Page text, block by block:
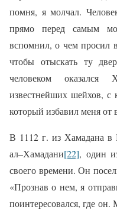
помня, я молчал.
прямо перед самым
вспомнил, о чем просил
чтобы отыскать ту
человеком
известнейших шейхов, с
который избавил меня от
В 1112 г. из Хамадана
ал–Хамадани[22], один
своего времени. Он
«Прознав о нем, я
поинтересовался, где он.